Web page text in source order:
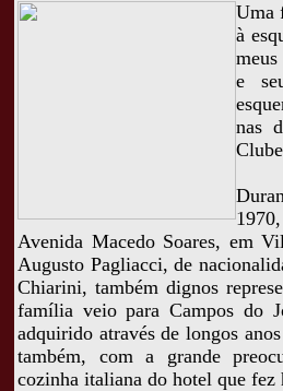
Uma
à
e
nas
Avenida Macedo Soares, em
Augusto Pagliacci, de
Chiarini, também dignos
família veio para Campos do
adquirido através de longos
também, com a grande
cozinha italiana do hotel que